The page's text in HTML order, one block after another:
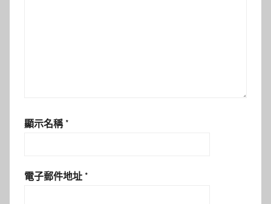
顯示名稱 *
電子郵件地址 *